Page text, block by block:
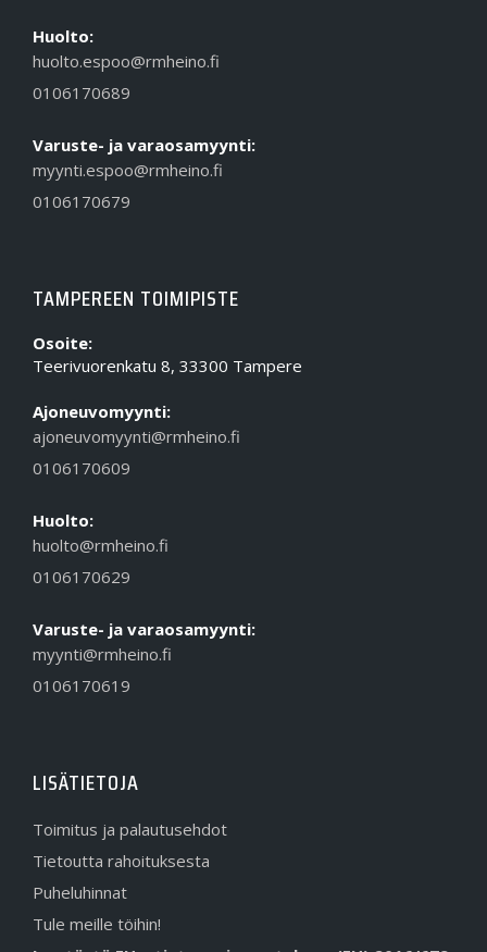
Huolto:
huolto.espoo@rmheino.fi
0106170689
Varuste- ja varaosamyynti:
myynti.espoo@rmheino.fi
0106170679
TAMPEREEN TOIMIPISTE
Osoite:
Teerivuorenkatu 8, 33300 Tampere
Ajoneuvomyynti:
ajoneuvomyynti@rmheino.fi
0106170609
Huolto:
huolto@rmheino.fi
0106170629
Varuste- ja varaosamyynti:
myynti@rmheino.fi
0106170619
LISÄTIETOJA
Toimitus ja palautusehdot
Tietoutta rahoituksesta
Puheluhinnat
Tule meille töihin!